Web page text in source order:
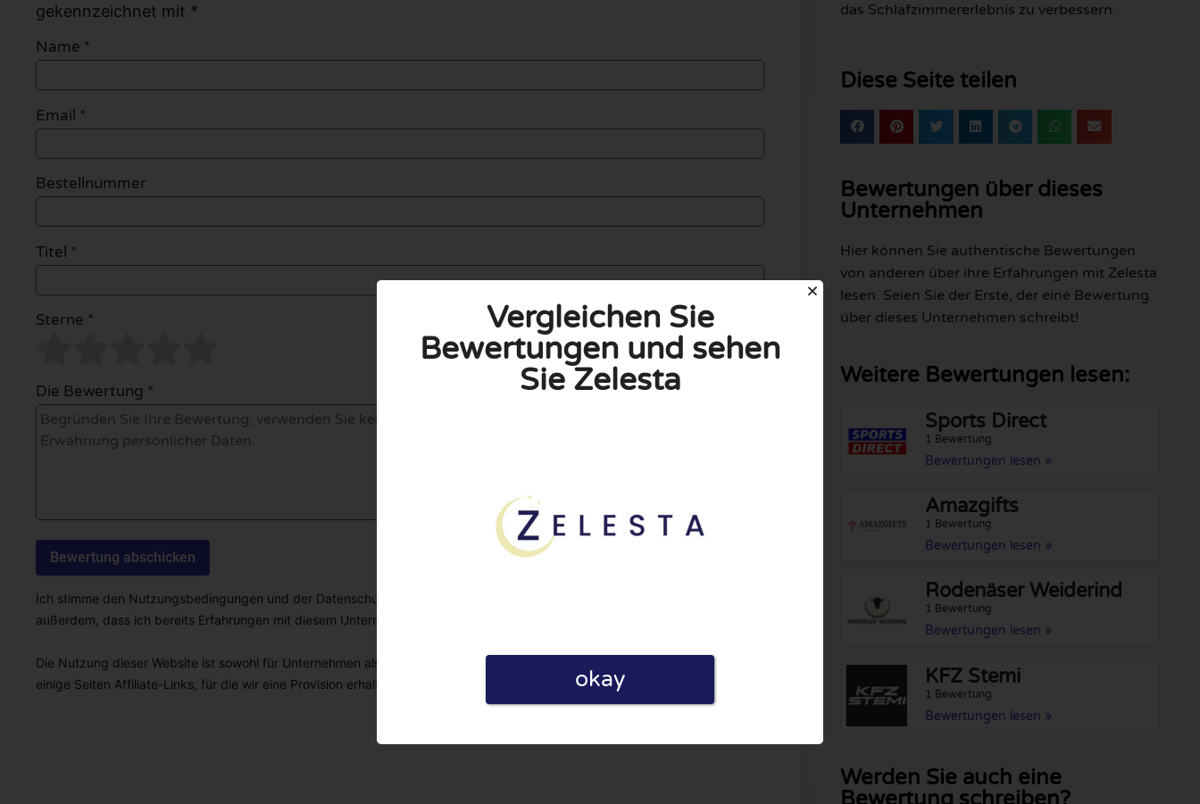
gekennzeichnet mit *
Name *
Email *
Bestellnummer
Titel *
Sterne *
Die Bewertung *
Ich stimme den Nutzungsbedingungen und der Datenschutzrichtlinie zu, indem ich diese Bewertung abgebe. Ich erkläre
außerdem, dass ich bereits Erfahrungen mit diesem Unternehmen gemacht habe.
Die Nutzung dieser Website ist sowohl für Unternehmen als auch für Nutzer völlig kostenlos. Aus diesem Grund enthalten
einige Seiten Affiliate-Links, für die wir eine Provision erhalten können.
das Schlafzimmererlebnis zu verbessern.
Diese Seite teilen
Bewertungen über dieses
Unternehmen
Hier können Sie authentische Bewertungen
von anderen über ihre Erfahrungen mit Zelesta
lesen. Seien Sie der Erste, der eine Bewertung
über dieses Unternehmen schreibt!
Weitere Bewertungen lesen:
Sports Direct
1 Bewertung
Bewertungen lesen »
Amazgifts
1 Bewertung
Bewertungen lesen »
Rodenäser Weiderind
1 Bewertung
Bewertungen lesen »
KFZ Stemi
1 Bewertung
Bewertungen lesen »
Werden Sie auch eine
Vergleichen Sie
Bewertungen und sehen
Sie Zelesta
okay